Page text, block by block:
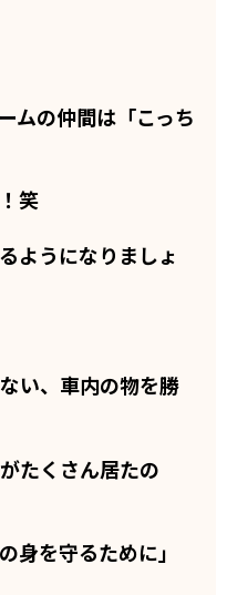
ムの仲間は「こっち
笑
ようになりましょ
い、車内の物を勝
たくさん居たの
身を守るために」